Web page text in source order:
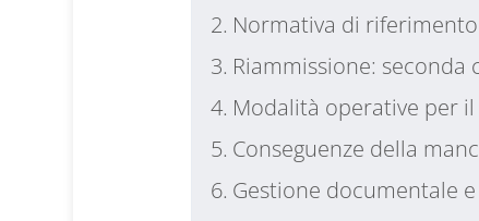
Normativa di
Riammissione:
Modalità operative per
Conseguenze della
Gestione documentale